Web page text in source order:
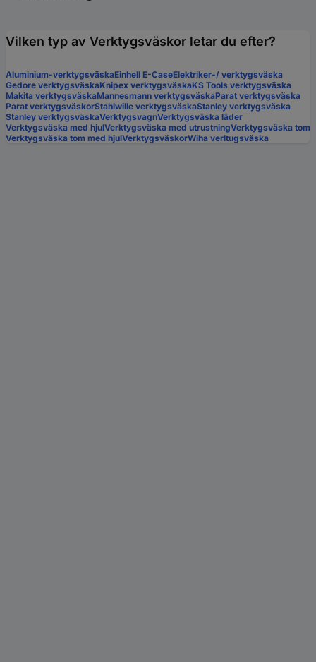
Vilken typ av Verktygsväskor letar du efter?
Aluminium-verktygsväskaEinhell E-CaseElektriker-/ verktygsväska
Gedore verktygsväskaKnipex verktygsväskaKS Tools verktygsväska
Makita verktygsväskaMannesmann verktygsväskaParat verktygsväska
Parat verktygsväskorStahlwille verktygsväskaStanley verktygsväska
Stanley verktygsväskaVerktygsvagnVerktygsväska läder
Verktygsväska med hjulVerktygsväska med utrustningVerktygsväska tom
Verktygsväska tom med hjulVerktygsväskorWiha verltugsväska